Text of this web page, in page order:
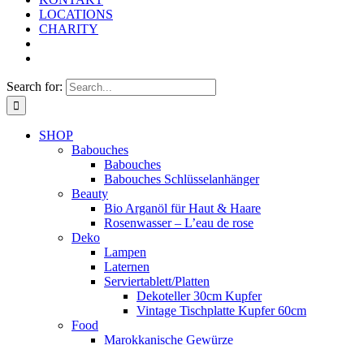
LOCATIONS
CHARITY
Search for:
SHOP
Babouches
Babouches
Babouches Schlüsselanhänger
Beauty
Bio Arganöl für Haut & Haare
Rosenwasser – L’eau de rose
Deko
Lampen
Laternen
Serviertablett/Platten
Dekoteller 30cm Kupfer
Vintage Tischplatte Kupfer 60cm
Food
Marokkanische Gewürze